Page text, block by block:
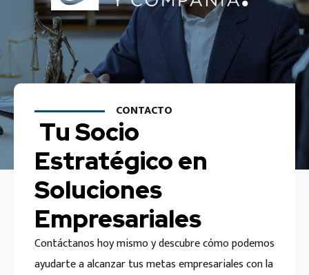
CONTACTO
Tu Socio
Estratégico en
Soluciones
Empresariales
Contáctanos hoy mismo y descubre cómo podemos
ayudarte a alcanzar tus metas empresariales con la